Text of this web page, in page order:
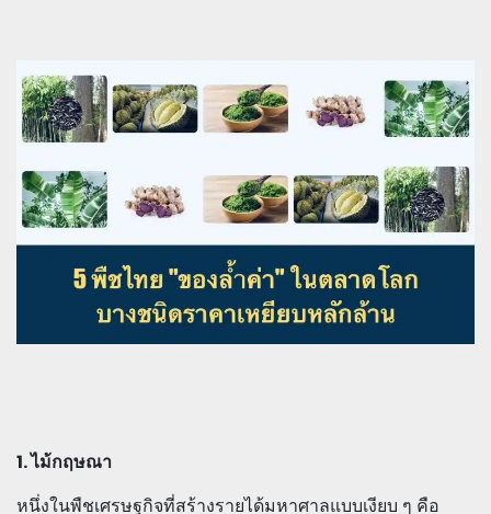
1. ไม้กฤษณา
หนึ่งในพืชเศรษฐกิจที่สร้างรายได้มหาศาลแบบเงียบ ๆ คือ